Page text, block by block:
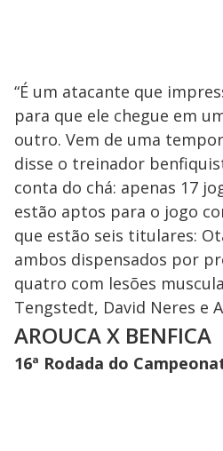
“É um atacante que
para que ele chegue em
outro. Vem de uma
disse o treinador
conta do chá: apenas 17
estão aptos para o jogo
que estão seis titulares:
ambos dispensados por
quatro com lesões
Tengstedt, David Neres e
AROUCA X BENFICA
16ª Rodada do